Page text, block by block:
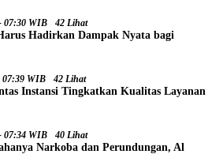
07:30 WIB 42 Lihat
Hadirkan Dampak Nyata bagi
07:39 WIB 42 Lihat
Instansi Tingkatkan Kualitas Layanan
07:34 WIB 40 Lihat
Narkoba dan Perundungan, Al